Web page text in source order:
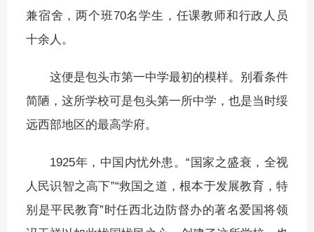
兼宿舍，两个班70名学生，任课教师和行政人员
十余人。
这便是包头市第一中学最初的模样。别看条件
简陋，这所学校可是包头第一所中学，也是当时绥
远西部地区的最高学府。
1925年，中国内忧外患。“国家之盛衰，全视
人民识智之高下”“救国之道，根本于发展教育，特
别是平民教育”时任西北边防督办的著名爱国将领